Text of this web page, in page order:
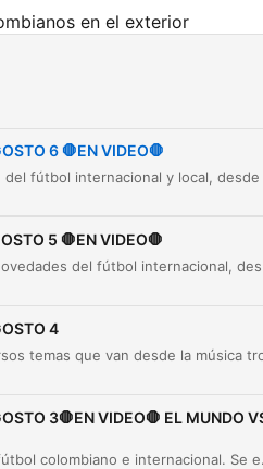
en el exterior
el mercado de jugadores
internacionales
y noticias de salud en el fútbol
Juegos Centroamericanos
y movimientos
colombiano y Junior de
6 🛑EN VIDEO🛑
5 🛑EN VIDEO🛑
4
3🛑EN VIDEO🛑 EL MUNDO
Un análisis profundo de la actualidad del fútbol